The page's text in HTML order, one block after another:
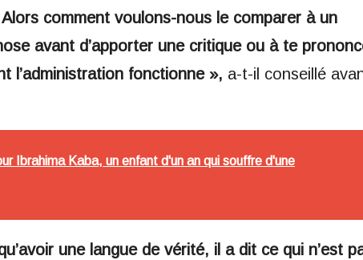
comment voulons-nous le comparer à un
avant d’apporter une critique ou à te
l’administration fonctionne », a-t-il conseillé
Ibrahima Kaba, un enfant d'un an qui souffre d'une
une langue de vérité, il a dit ce qui n’est